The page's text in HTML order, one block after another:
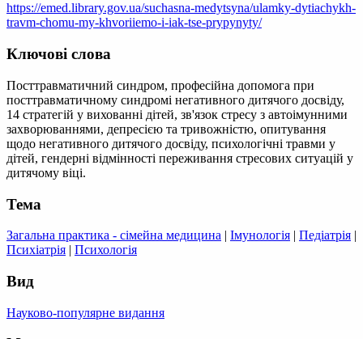
https://emed.library.gov.ua/suchasna-medytsyna/ulamky-dytiachykh-
travm-chomu-my-khvoriiemo-i-iak-tse-prypynyty/
Ключові слова
Посттравматичний синдром, професійна допомога при
посттравматичному синдромі негативного дитячого досвіду,
14 стратегій у вихованні дітей, зв'язок стресу з автоімунними
захворюваннями, депресією та тривожністю, опитування
щодо негативного дитячого досвіду, психологічні травми у
дітей, гендерні відмінності переживання стресових ситуацій у
дитячому віці.
Тема
Загальна практика - сімейна медицина | Імунологія | Педіатрія |
Психіатрія | Психологія
Вид
Науково-популярне видання